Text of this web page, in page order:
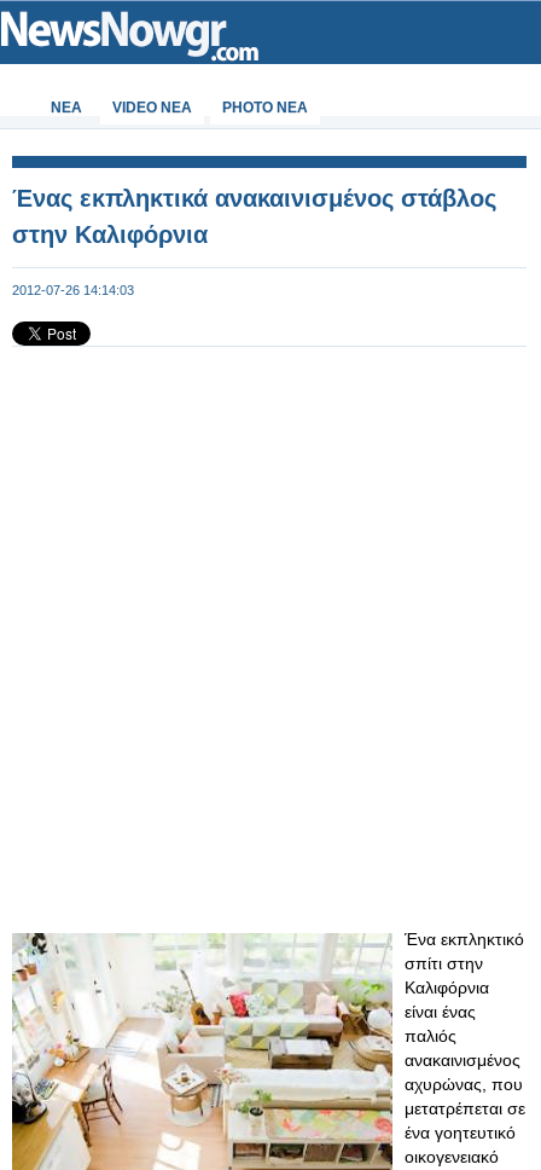
ΝΕΑ VIDEO NEA PHOTO NEA
Ένας εκπληκτικά ανακαινισμένος στάβλος
στην Καλιφόρνια
2012-07-26 14:14:03
Ένα εκπληκτικό
σπίτι στην
Καλιφόρνια
είναι ένας
παλιός
ανακαινισμένος
αχυρώνας, που
μετατρέπεται σε
ένα γοητευτικό
οικογενειακό